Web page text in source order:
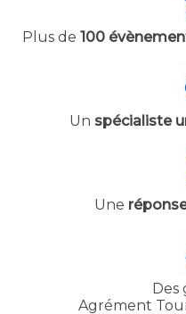
Plus de 100
Un spécialiste
Une
Des
Agrément